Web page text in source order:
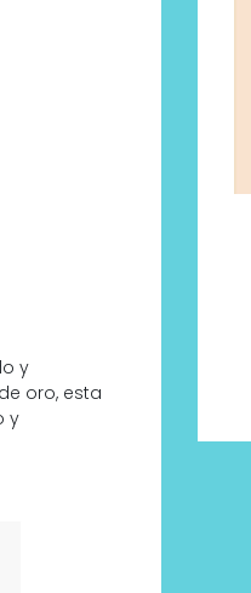
y
oro, esta
y